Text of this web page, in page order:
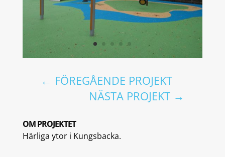
← FÖREGÅENDE PROJEKT
NÄSTA PROJEKT →
OM PROJEKTET
Härliga ytor i Kungsbacka.